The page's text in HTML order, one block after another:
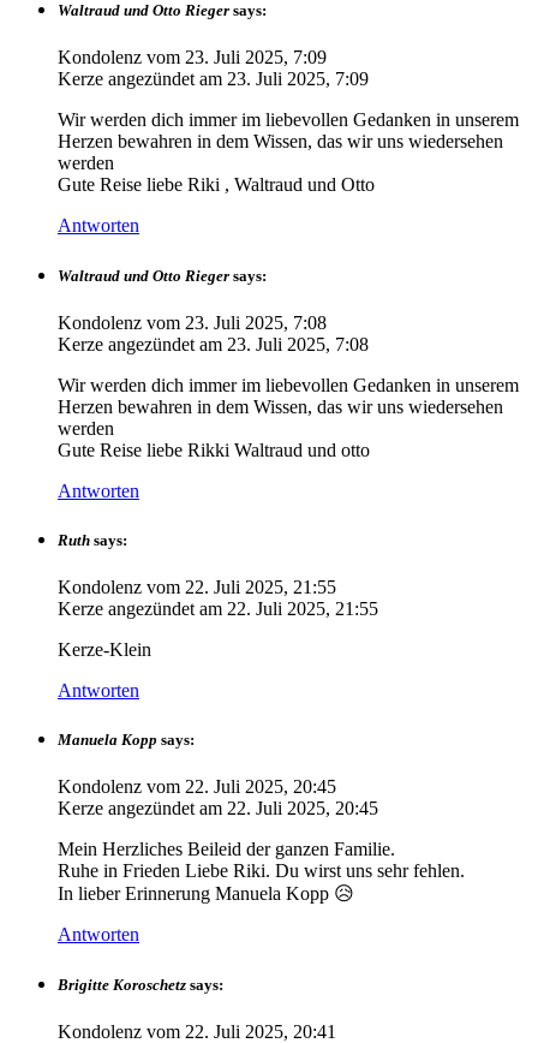
Waltraud und Otto Rieger says:
Kondolenz vom 23. Juli 2025, 7:09
Kerze angezündet am 23. Juli 2025, 7:09
Wir werden dich immer im liebevollen Gedanken in unserem
Herzen bewahren in dem Wissen, das wir uns wiedersehen
werden
Gute Reise liebe Riki , Waltraud und Otto
Antworten
Waltraud und Otto Rieger says:
Kondolenz vom 23. Juli 2025, 7:08
Kerze angezündet am 23. Juli 2025, 7:08
Wir werden dich immer im liebevollen Gedanken in unserem
Herzen bewahren in dem Wissen, das wir uns wiedersehen
werden
Gute Reise liebe Rikki Waltraud und otto
Antworten
Ruth says:
Kondolenz vom 22. Juli 2025, 21:55
Kerze angezündet am 22. Juli 2025, 21:55
Kerze-Klein
Antworten
Manuela Kopp says:
Kondolenz vom 22. Juli 2025, 20:45
Kerze angezündet am 22. Juli 2025, 20:45
Mein Herzliches Beileid der ganzen Familie.
Ruhe in Frieden Liebe Riki. Du wirst uns sehr fehlen.
In lieber Erinnerung Manuela Kopp 😥
Antworten
Brigitte Koroschetz says:
Kondolenz vom 22. Juli 2025, 20:41